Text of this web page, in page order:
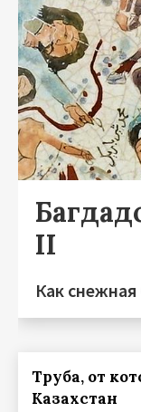
II
Как
Труба, от
Казахстан